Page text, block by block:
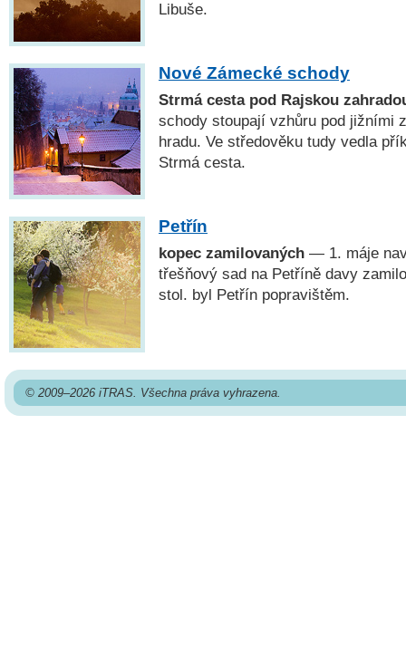
Libuše.
Nové Zámecké schody
Strmá cesta pod Rajskou
schody stoupají vzhůru pod jižními
hradu. Ve středověku tudy vedla
Strmá cesta.
Petřín
kopec zamilovaných — 1. máje
třešňový sad na Petříně davy
stol. byl Petřín popravištěm.
© 2009–2026 iTRAS. Všechna práva vyhrazena.